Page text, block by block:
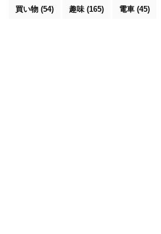
買い物 (54) 趣味(165) 電車 (45)